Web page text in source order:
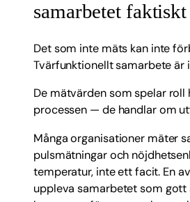
samarbetet
Det som inte mäts kan inte
Tvärfunktionellt samarbete är
De mätvärden som spelar roll
processen — de handlar om
Många organisationer mäter
pulsmätningar och
temperatur, inte ett facit. En
uppleva samarbetet som